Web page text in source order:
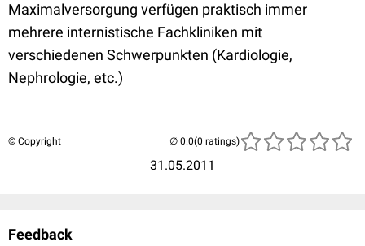
Maximalversorgung verfügen praktisch immer
mehrere internistische Fachkliniken mit
verschiedenen Schwerpunkten (Kardiologie,
Nephrologie, etc.)
© Copyright
31.05.2011
(0 ratings)
Feedback